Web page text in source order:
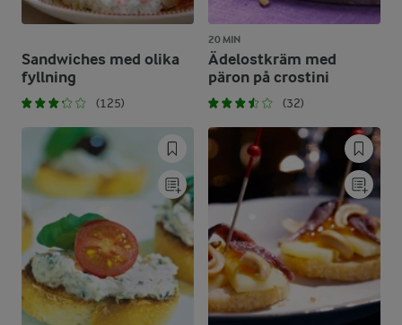
Sandwiches med olika
fyllning
(125)
20 MIN
Ädelostkräm med
päron på crostini
(32)